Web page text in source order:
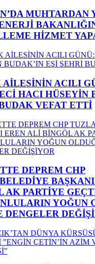
MUHTARDAN
HİZMET
AİLESİNİN ACILI
HACI HÜSEYİN
VEFAT ETTİ
DEPREM CHP
AK PARTİYE
YOĞUN
DENGELER